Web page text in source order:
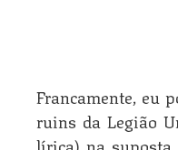
Francamente, eu
ruins da Legião
lírica) na suposta